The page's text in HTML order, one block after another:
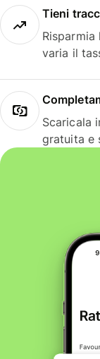
Tieni
varia il
Scaricala
gratuita e